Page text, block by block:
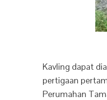
Kavling dapat
pertigaan
Perumahan